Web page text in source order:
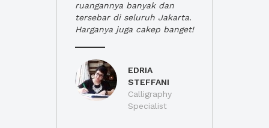
ruangannya banyak dan
tersebar di seluruh Jakarta.
Harganya juga cakep banget!
EDRIA
STEFFANI
Calligraphy
Specialist